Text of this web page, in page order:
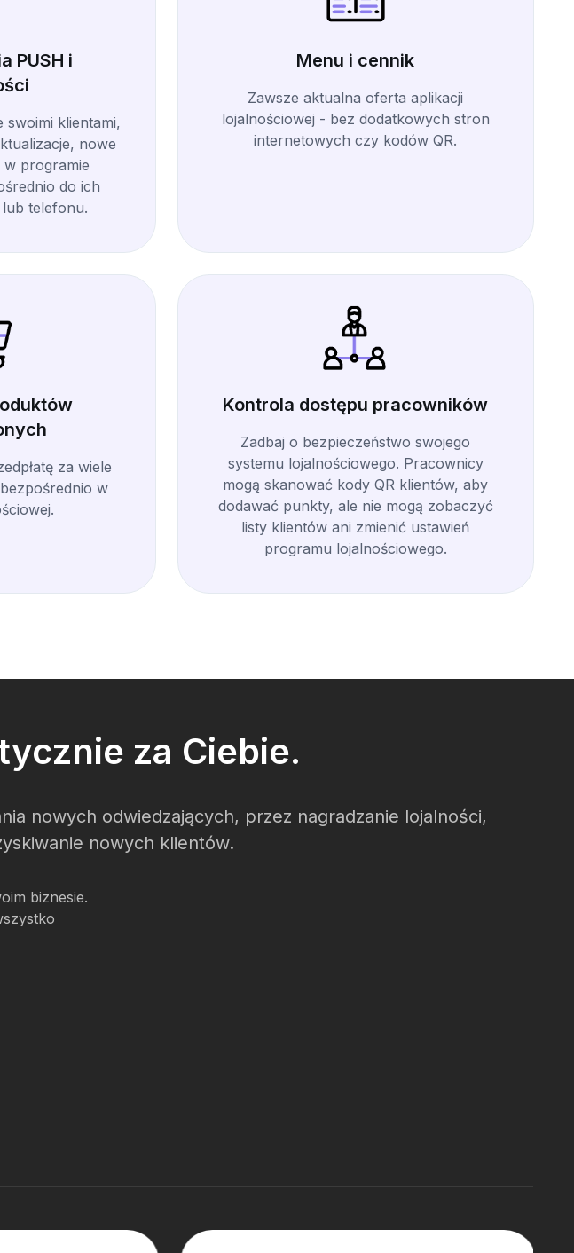
PUSH i
swoimi klientami,
nowe
programie
do ich
telefonu.
Menu i cennik
Zawsze aktualna oferta aplikacji
lojalnościowej - bez dodatkowych stron
internetowych czy kodów QR.
za wiele
w
Kontrola dostępu pracowników
Zadbaj o bezpieczeństwo swojego
systemu lojalnościowego. Pracownicy
mogą skanować kody QR klientów, aby
dodawać punkty, ale nie mogą zobaczyć
listy klientów ani zmienić ustawień
programu lojalnościowego.
za Ciebie.
nowych odwiedzających, przez nagradzanie lojalności,
nowych klientów.
biznesie.